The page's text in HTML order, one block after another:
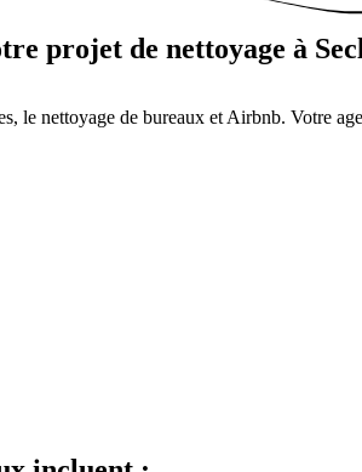
projet de nettoyage à
le nettoyage de bureaux et Airbnb. Votre